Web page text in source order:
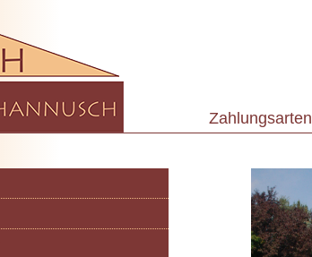
Zahlungsarten